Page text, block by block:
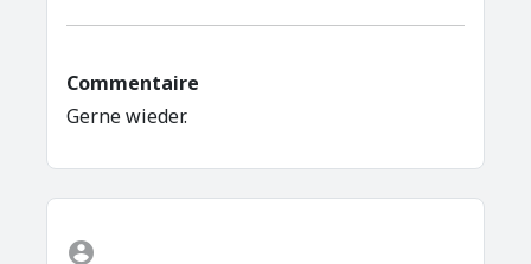
Commentaire
Gerne wieder.